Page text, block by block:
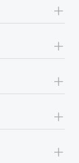
+
+
+
+
+